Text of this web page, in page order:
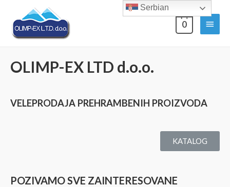
0
OLIMP-EX LTD d.o.o.
VELEPRODAJA PREHRAMBENIH PROIZVODA
KATALOG
POZIVAMO SVE ZAINTERESOVANE
Serbian